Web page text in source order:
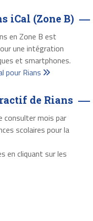
iCal (Zone B)
en Zone B est
une intégration
et smartphones.
pour Rians
de Rians
consulter mois par
scolaires pour la
en cliquant sur les